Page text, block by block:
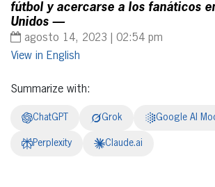
fútbol y acercarse a los fanáticos
Unidos —
agosto 14, 2023 | 02:54 pm
English
Summarize with:
ChatGPT Grok Google AI
Perplexity Claude.ai